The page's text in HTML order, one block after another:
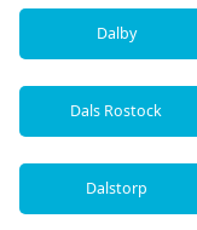
Dalby
Dals Rostock
Dalstorp